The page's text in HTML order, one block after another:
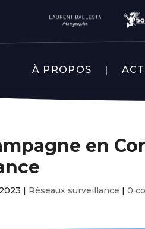
À PROPOS
en
| Réseaux surveillance | 0